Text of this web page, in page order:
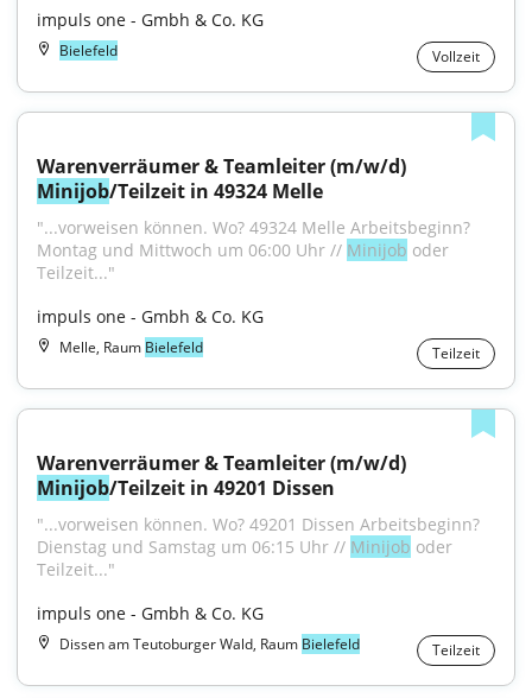
impuls one - Gmbh & Co. KG
Bielefeld Vollzeit
Minijob/Teilzeit in 49324 Melle
"...vorweisen können. Wo? 49324 Melle Arbeitsbeginn?
Montag und Mittwoch um 06:00 Uhr // Minijob oder
Teilzeit..."
impuls one - Gmbh & Co. KG
Melle, Raum Bielefeld Teilzeit
Minijob/Teilzeit in 49201 Dissen
"...vorweisen können. Wo? 49201 Dissen Arbeitsbeginn?
Dienstag und Samstag um 06:15 Uhr // Minijob oder
Teilzeit..."
impuls one - Gmbh & Co. KG
Dissen am Teutoburger Wald, Raum Bielefeld Teilzeit